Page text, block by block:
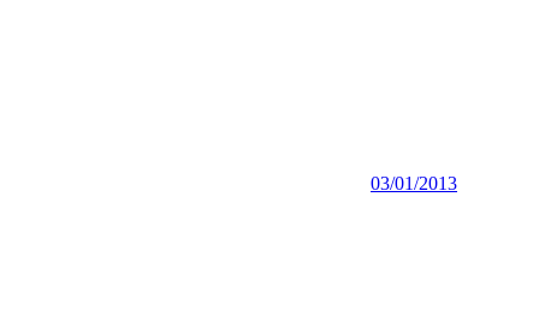
03/01/2013